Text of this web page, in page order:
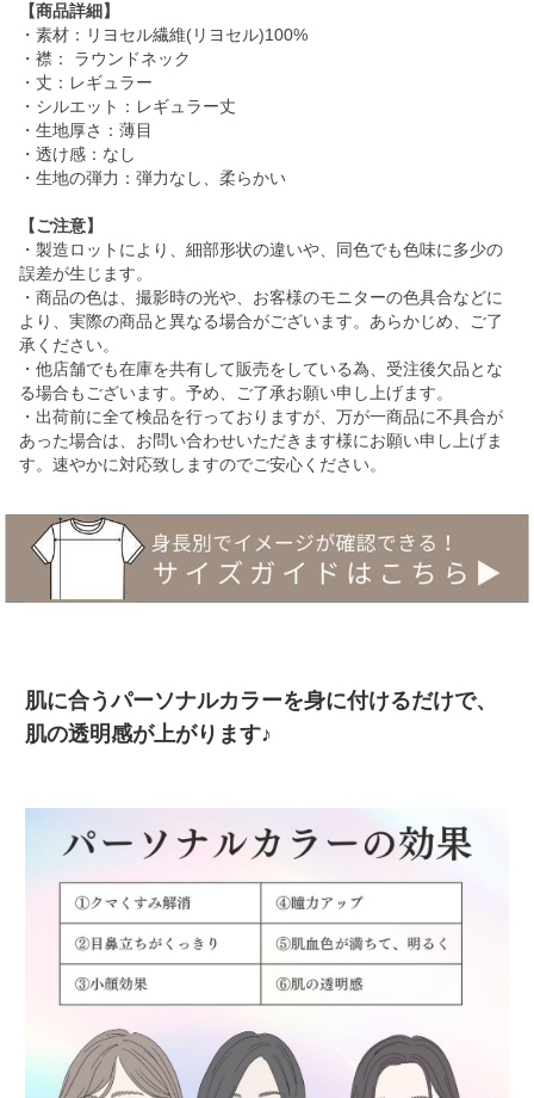
【商品詳細】
・素材：リヨセル繊維(リヨセル)100%
・襟： ラウンドネック
・丈：レギュラー
・シルエット：レギュラー丈
・生地厚さ：薄目
・透け感：なし
・生地の弾力：弾力なし、柔らかい
【ご注意】
・製造ロットにより、細部形状の違いや、同色でも色味に多少の
誤差が生じます。
・商品の色は、撮影時の光や、お客様のモニターの色具合などに
より、実際の商品と異なる場合がございます。あらかじめ、ご了
承ください。
・他店舗でも在庫を共有して販売をしている為、受注後欠品とな
る場合もございます。予め、ご了承お願い申し上げます。
・出荷前に全て検品を行っておりますが、万が一商品に不具合が
あった場合は、お問い合わせいただきます様にお願い申し上げま
す。速やかに対応致しますのでご安心ください。
肌に合うパーソナルカラーを身に付けるだけで、
肌の透明感が上がります♪